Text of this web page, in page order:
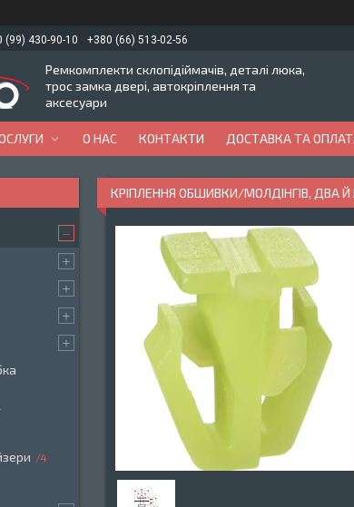
(99) 430-90-10 +380 (66) 513-02-56
Ремкомплекти склопідіймачів, деталі люка,
трос замка двері, автокріплення та
аксесуари
О НАС КОНТАКТИ ДОСТАВКА ТА
КРІПЛЕННЯ ОБШИВКИ/МОЛДІНГІВ, ДВА
4